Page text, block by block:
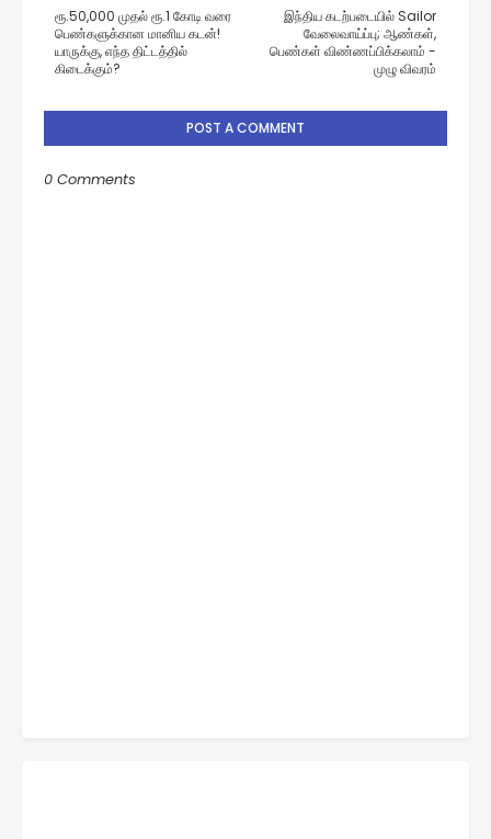
இந்திய கடற்படையில் Sailor
வேலைவாய்ப்பு; ஆண்கள்,
பெண்கள் விண்ணப்பிக்கலாம் -
முழு விவரம்
ரூ.50,000 முதல் ரூ.1 கோடி வரை
பெண்களுக்கான மானிய கடன்!
யாருக்கு, எந்த திட்டத்தில்
கிடைக்கும்?
POST A COMMENT
0 Comments